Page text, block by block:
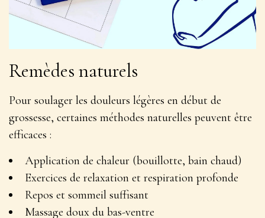
Remèdes naturels
Pour soulager les douleurs légères en début de
grossesse, certaines méthodes naturelles peuvent être
efficaces :
Application de chaleur (bouillotte, bain chaud)
Exercices de relaxation et respiration profonde
Repos et sommeil suffisant
Massage doux du bas-ventre